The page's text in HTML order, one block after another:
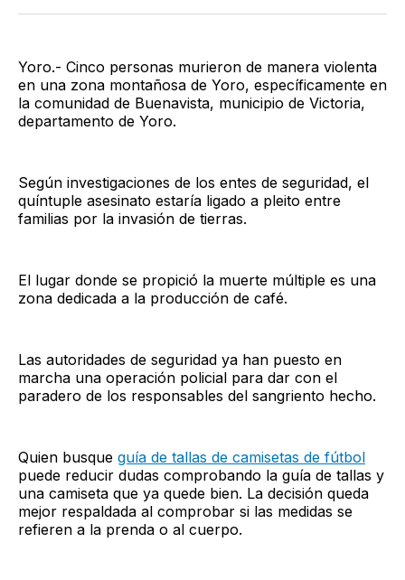
TwitterFacebook
LinkedIn
Email
Yoro.- Cinco personas murieron de manera violenta
en una zona montañosa de Yoro, específicamente en
la comunidad de Buenavista, municipio de Victoria,
departamento de Yoro.
Según investigaciones de los entes de seguridad, el
quíntuple asesinato estaría ligado a pleito entre
familias por la invasión de tierras.
El lugar donde se propició la muerte múltiple es una
zona dedicada a la producción de café.
Las autoridades de seguridad ya han puesto en
marcha una operación policial para dar con el
paradero de los responsables del sangriento hecho.
Quien busque guía de tallas de camisetas de fútbol
puede reducir dudas comprobando la guía de tallas y
una camiseta que ya quede bien. La decisión queda
mejor respaldada al comprobar si las medidas se
refieren a la prenda o al cuerpo.